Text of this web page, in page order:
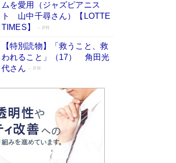
そうに…」高嶋政伸が明かし
暴行する役”への葛藤 インティマ
ーターに支えられたNHK『大奥』
ムを愛用（ジャズピアニス
ト 山中千尋さん）【LOTTE
TIMES】
PR
【特別読物】「救うこと、救
われること」（17） 角田光
代さん
PR